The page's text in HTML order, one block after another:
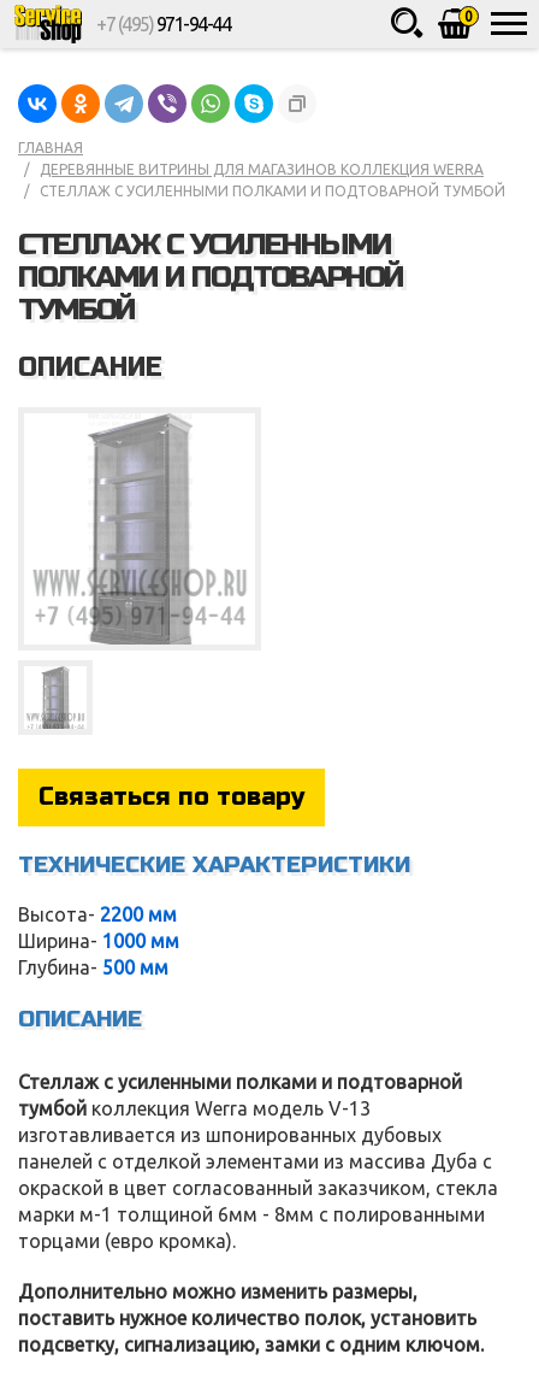
Service
0
+7 (495)971-94-44
ГЛАВНАЯ
ДЕРЕВЯННЫЕ ВИТРИНЫ ДЛЯ МАГАЗИНОВ КОЛЛЕКЦИЯ WERRA
СТЕЛЛАЖ С УСИЛЕННЫМИ ПОЛКАМИ И ПОДТОВАРНОЙ ТУМБОЙ
СТЕЛЛАЖ С УСИЛЕННЫМИ
ПОЛКАМИ И ПОДТОВАРНОЙ
ТУМБОЙ
ОПИСАНИЕ
Связаться по товару
ТЕХНИЧЕСКИЕ ХАРАКТЕРИСТИКИ
Высота- 2200 мм
Ширина- 1000 мм
Глубина- 500 мм
ОПИСАНИЕ
Стеллаж с усиленными полками и подтоварной
тумбой коллекция Werra модель V-13
изготавливается из шпонированных дубовых
панелей с отделкой элементами из массива Дуба с
окраской в цвет согласованный заказчиком, стекла
марки м-1 толщиной 6мм - 8мм с полированными
торцами (евро кромка).
Дополнительно можно изменить размеры,
поставить нужное количество полок, установить
подсветку, сигнализацию, замки с одним ключом.